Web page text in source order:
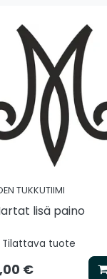
TUKKUTIIMI
lisä paino
Tilattava tuote
€